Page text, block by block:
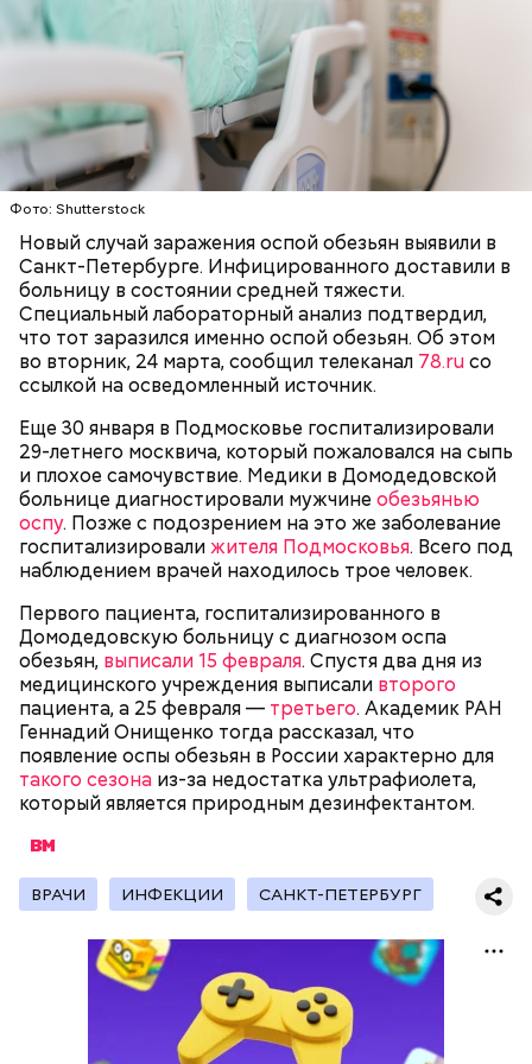
Фото: Shutterstock
Новый случай заражения оспой обезьян выявили в
Санкт-Петербурге. Инфицированного доставили в
больницу в состоянии средней тяжести.
Специальный лабораторный анализ подтвердил,
что тот заразился именно оспой обезьян. Об этом
во вторник, 24 марта, сообщил телеканал 78.ruсо
ссылкой на осведомленный источник.
Еще 30 января в Подмосковье госпитализировали
29-летнего москвича, который пожаловался на сыпь
и плохое самочувствие. Медики в Домодедовской
больнице диагностировали мужчине обезьянью
оспу. Позже с подозрением на это же заболевание
госпитализировалижителя Подмосковья. Всего под
наблюдением врачей находилось трое человек.
Первого пациента, госпитализированного в
Домодедовскую больницу с диагнозом оспа
обезьян, выписали 15 февраля. Спустя два дня из
медицинского учреждения выписали второго
пациента, а 25 февраля — третьего. Академик РАН
Геннадий Онищенко тогда рассказал, что
появление оспы обезьян в России характерно для
такого сезона из-за недостатка ультрафиолета,
который является природным дезинфектантом.
ВРАЧИ ИНФЕКЦИИ САНКТ-ПЕТЕРБУРГ
— Гасанов, являясь индивидуальным
предпринимателем, осуществлял
предпринимательскую деятельность в области
продажи и размещения рекламы в социальных
сетях. С целью сокрытия своих доходов часть
покупателей различных мотивационных курсов и
прогнозов ставок на спорт Гасанов получал на
свои личные лицевые счета как физического лица, а
счета, — пояснили вмосковской прокуратуре
Родственники обналичивали деньги и возвращали
их Гасанову. А чтобы пользоваться деньгами и не
вызвать подозрений у налоговой, Гасанов либо
распределял их между еще несколькими счетами,
либопокупал на них квартиры.
Блогеру грозило до семи лет лишения свободы.
Первой жертвой Миссюры была его девушка.
Именно на ней молодой человек впервые испытал
химикаты, купленные в интернет-магазине. 13
января 2024 года он подсыпал дихлорэтан в
Следующим подопытным стал друг детства
Миссюры Константин. 3 февраля того же года,
когда молодые люди ехали вместе в машине,
подозреваемый угостил приятеля морсом с
этиленгликолем. Через два дня Константин умер в
больнице.
— Мы съездили за витаминами, вернулись обратно,
поднялись домой. У него ухудшилось самочувствие
через сутки... Его увезли в больницу,
реанимировали, и там он скончался, — рассказывал
Миссюра на допросе.
Видео: пресс-служба ГСУ СК по Московской области